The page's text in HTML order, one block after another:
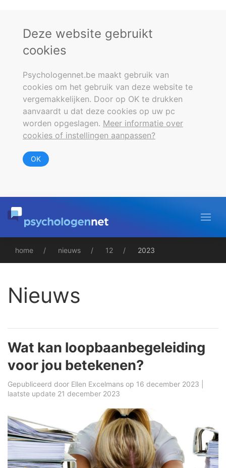
Deze website gebruikt
cookies
Psychologennet.be maakt gebruik van
cookies om het gebruik van deze website te
vergemakkelijken. Door op OK te drukken
aanvaardt u dat deze cookies op uw pc
worden opgeslagen. Meer informatie over
cookies of instellingen aanpassen?
OK
home nieuws 12 2023
Nieuws
Wat kan loopbaanbegeleiding
voor jou betekenen?
Gepubliceerd door Ellen Excelmans op 16 december 2023 |
laatste update 21 december 2023